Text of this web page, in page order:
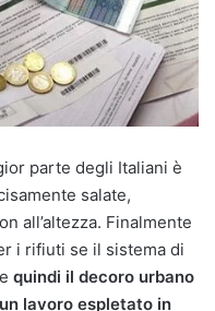
parte degli Italiani è
salate,
all’altezza. Finalmente
i rifiuti se il sistema di
quindi il decoro urbano
lavoro espletato in